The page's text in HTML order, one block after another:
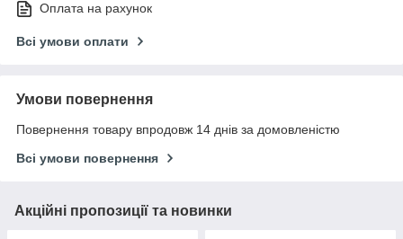
Оплата на рахунок
Всі умови оплати
Умови повернення
Повернення товару впродовж 14 днів за домовленістю
Всі умови повернення
Акційні пропозиції та новинки